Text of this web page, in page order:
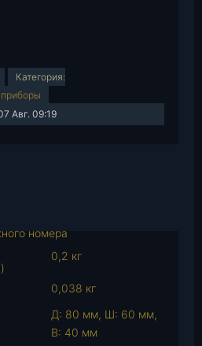
Категория:
Авг. 09:19
номера
0,2 кг
0,038 кг
Д: 80 мм, Ш: 60 мм,
В: 40 мм